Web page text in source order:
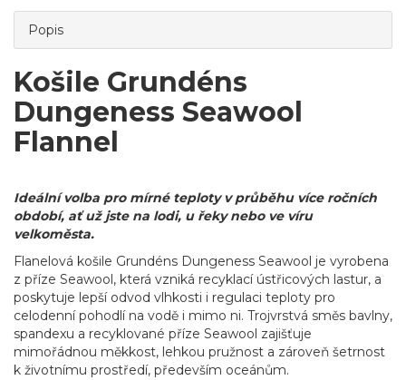
Popis
Košile Grundéns
Dungeness Seawool
Flannel
Ideální volba pro mírné teploty v průběhu více ročních
období, ať už jste na lodi, u řeky nebo ve víru
velkoměsta.
Flanelová košile Grundéns Dungeness Seawool je vyrobena
z příze Seawool, která vzniká recyklací ústřicových lastur, a
poskytuje lepší odvod vlhkosti i regulaci teploty pro
celodenní pohodlí na vodě i mimo ni. Trojvrstvá směs bavlny,
spandexu a recyklované příze Seawool zajišťuje
mimořádnou měkkost, lehkou pružnost a zároveň šetrnost
k životnímu prostředí, především oceánům.